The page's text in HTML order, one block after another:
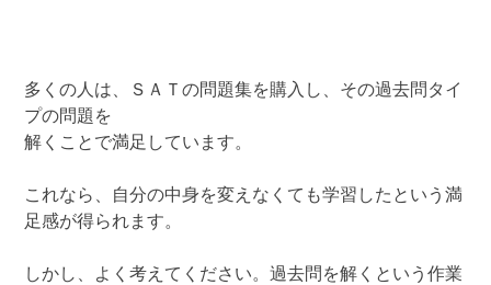
多くの人は、ＳＡＴの問題集を購入し、その過去問タイ
プの問題を
解くことで満足しています。
これなら、自分の中身を変えなくても学習したという満
足感が得られます。
しかし、よく考えてください。過去問を解くという作業